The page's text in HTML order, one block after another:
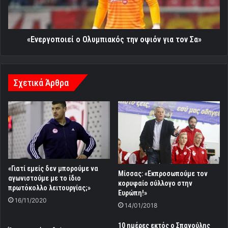
τον
Σα»
«Ενεργοποιεί ο Ολυμπιακός την οψιόν για τον Σα»
Σχετικά Άρθρα
«Γιατί εμείς δεν μπορούμε να
αγωνιστούμε με το ίδιο
πρωτόκολλο λειτουργίας;»
16/11/2020
Μίσσας: «Εκπροσωπούμε τον
κορυφαίο σύλλογο στην
Ευρώπη!»
14/01/2018
10 ημέρες εκτός ο Σπανούλης